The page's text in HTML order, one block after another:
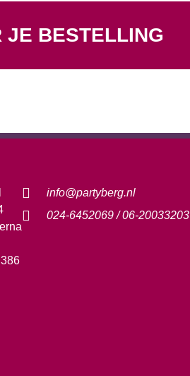
JE BESTELLING
info@partyberg.nl
024-6452069 / 06-20033203